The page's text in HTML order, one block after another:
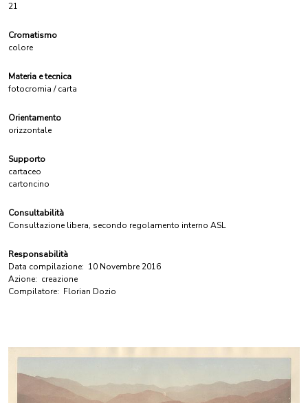
21
Cromatismo
colore
Materia e tecnica
fotocromia / carta
Orientamento
orizzontale
Supporto
cartaceo
cartoncino
Consultabilità
Consultazione libera, secondo regolamento interno ASL
Responsabilità
Data compilazione: 10 Novembre 2016
Azione: creazione
Compilatore: Florian Dozio